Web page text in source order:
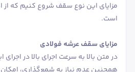
مزایای این نوع سقف شروع کنیم که از
است.
مزایای سقف عرشه فولادی
در متن بالا به سرعت اجرای بالا در